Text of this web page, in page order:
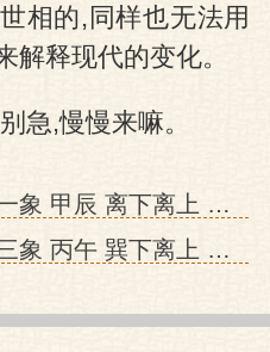
相的,同样也无法用
解释现代的变化。
急,慢慢来嘛。
离下离上 离 “文革”的预言
鼎 “文革”结束及中国改革开放的预言